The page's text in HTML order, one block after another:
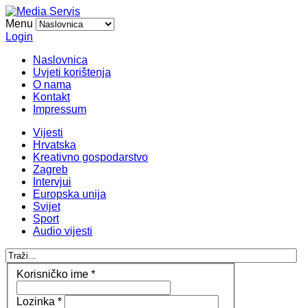
Menu
Login
Naslovnica
Uvjeti korištenja
O nama
Kontakt
Impressum
Vijesti
Hrvatska
Kreativno gospodarstvo
Zagreb
Intervjui
Europska unija
Svijet
Sport
Audio vijesti
Korisničko ime *
Lozinka *